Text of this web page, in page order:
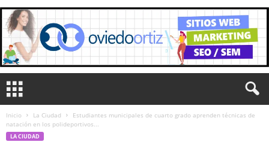
Inicio La Ciudad
Estudiantes municipales de cuarto grado aprenden técnicas de
natación en los polideportivos...
LA CIUDAD